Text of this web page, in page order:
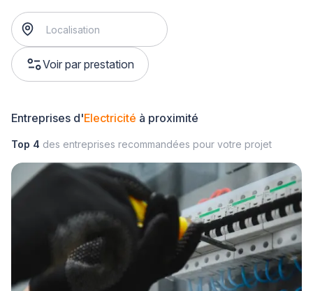
Voir par prestation
Entreprises d'Electricité à proximité
Top 4 des entreprises recommandées pour votre projet